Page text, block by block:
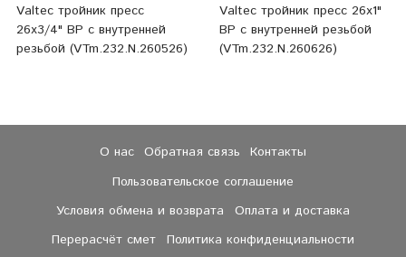
Valtec тройник пресс
26x3/4" ВР с внутренней
резьбой (VTm.232.N.260526)
Valtec тройник пресс 26x1"
ВР с внутренней резьбой
(VTm.232.N.260626)
О нас Обратная связь
Контакты
Пользовательское соглашение
Условия обмена и возврата
Оплата и доставка
Перерасчёт смет Политика конфиденциальности